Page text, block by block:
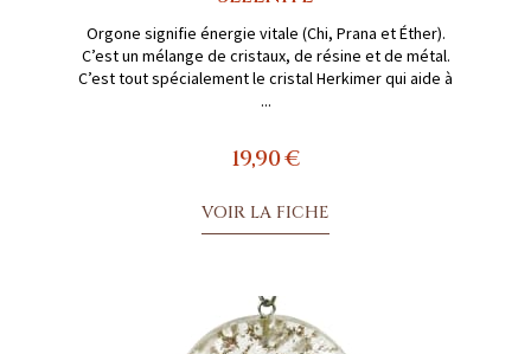
Orgone signifie énergie vitale (Chi, Prana et Éther).
C’est un mélange de cristaux, de résine et de métal.
C’est tout spécialement le cristal Herkimer qui aide à
...
19,90 €
VOIR LA FICHE